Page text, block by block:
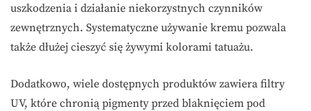
uszkodzenia i działanie niekorzystnych czynników
zewnętrznych. Systematyczne używanie kremu pozwala
także dłużej cieszyć się żywymi kolorami tatuażu.
Dodatkowo, wiele dostępnych produktów zawiera filtry
UV, które chronią pigmenty przed blaknięciem pod